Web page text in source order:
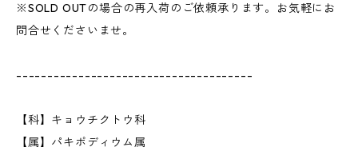
※SOLD OUTの場合の再入荷のご依頼承ります。お気軽にお
問合せくださいませ。
--------------------------------------
【科】キョウチクトウ科
【属】パキポディウム属